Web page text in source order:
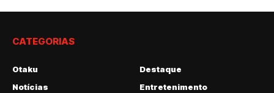
CATEGORIAS
Otaku
Destaque
Notícias
Entretenimento